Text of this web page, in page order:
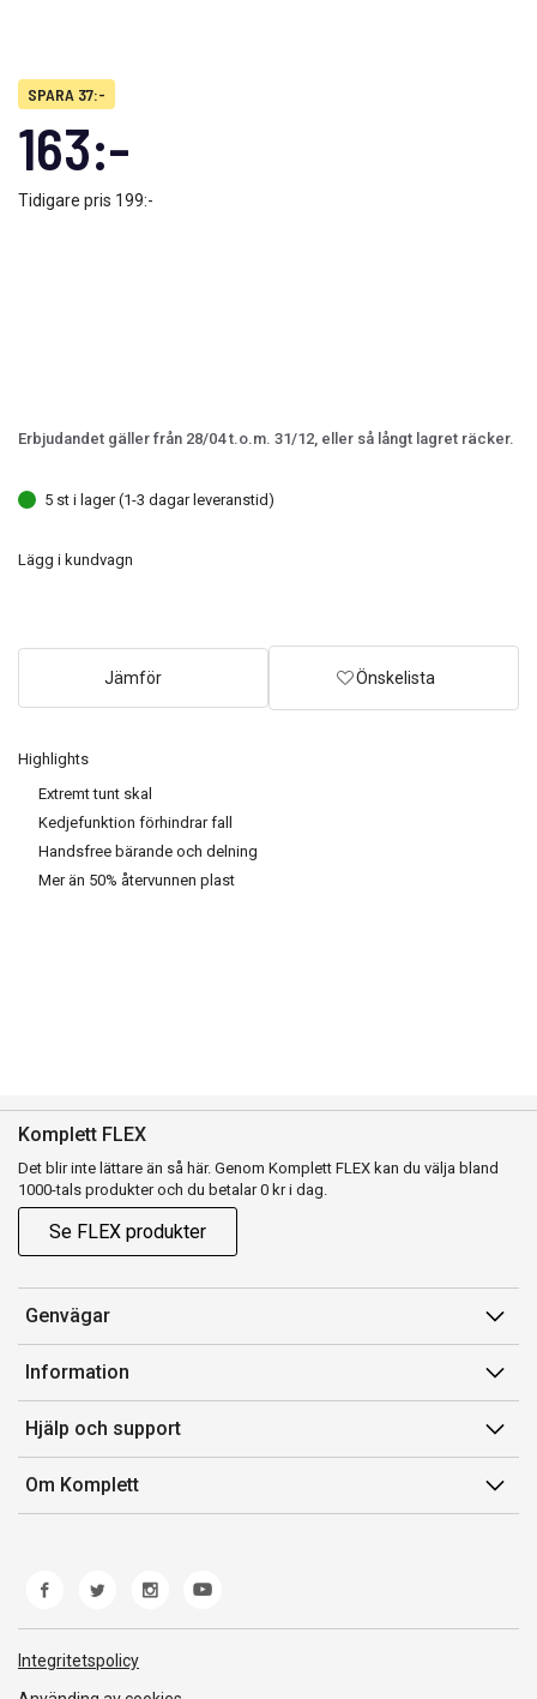
Highlights
Extremt tunt skal
Kedjefunktion förhindrar fall
Handsfree bärande och delning
Mer än 50% återvunnen plast
SPARA 37:-
163:-
Tidigare pris 199:-
Erbjudandet gäller från 28/04 t.o.m. 31/12, eller så långt lagret räcker.
5 st i lager (1-3 dagar leveranstid)
Lägg i kundvagn
Jämför Önskelista
Komplett FLEX
Det blir inte lättare än så här. Genom Komplett FLEX kan du välja bland
1000-tals produkter och du betalar 0 kr i dag.
Se FLEX produkter
Genvägar
Konto
Orderhistorik
Presentkort
Komplett Club
Information
Försäljningsvillkor
Medlemsvillkor for Komplett Club
Lediga tjänster
Hjälp och support
Kontakta oss
Kundservice
Produkthjälp och retur
Felsökning och guider
Frakt och leverans
Om Komplett
Integritetspolicy